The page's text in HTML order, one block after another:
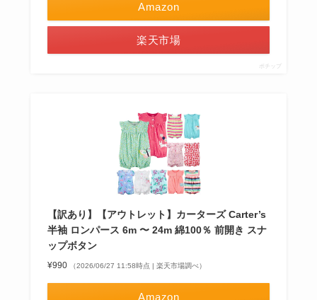
Amazon
楽天市場
ポチップ
【訳あり】【アウトレット】カーターズ Carter’s
半袖 ロンパース 6m 〜 24m 綿100％ 前開き スナ
ップボタン
¥990 （2026/06/27 11:58時点 | 楽天市場調べ）
Amazon